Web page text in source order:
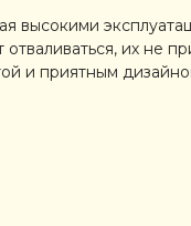
высокими
их не
и приятным